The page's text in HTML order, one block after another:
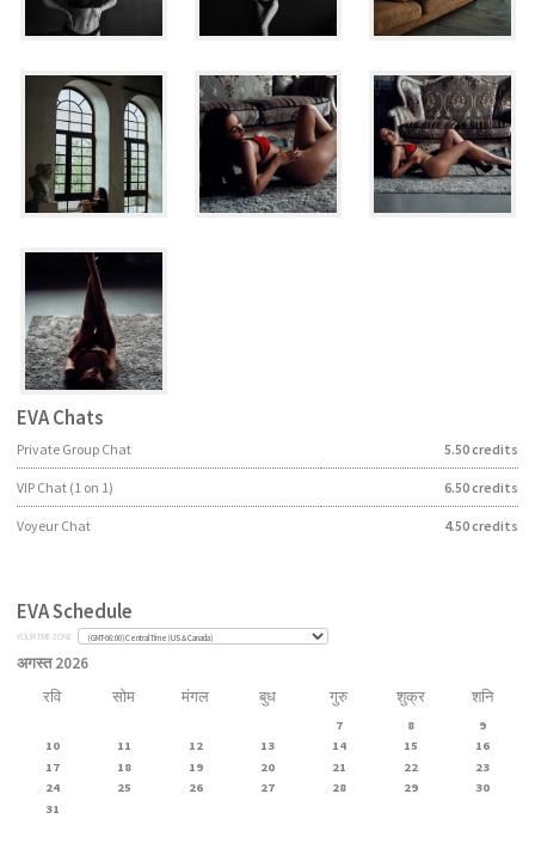
डार्क मोड में स्विच करें
(परिवर्तन)
बोली:
DANSK
FRANÇAIS
LATVIEŠU
NORSK
PORTUGUÊS
SUOMI
EVAChats
Private Group Chat 5.50 credits
VIP Chat (1 on 1) 6.50 credits
Voyeur Chat 4.50 credits
EVASchedule
YOUR TIME ZONE
अगस्त 2026
रवि
सोम मंगल बुध गुरु शुक्र शनि
7 8
9
10
11 12 13 14 15
16
17
18 19 20 21 22
23
24
25 26 27 28 29
30
31